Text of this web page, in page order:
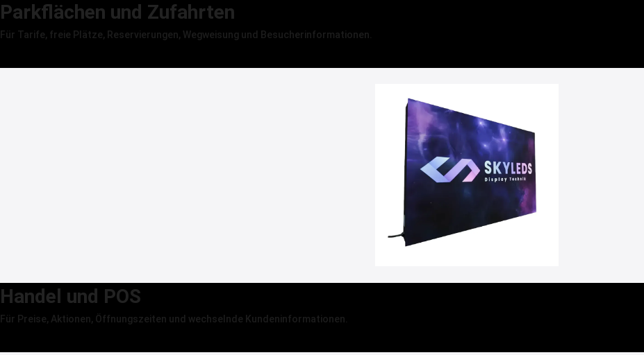
Parkflächen und Zufahrten
Für Tarife, freie Plätze, Reservierungen, Wegweisung und Besucherinformationen.
Handel und POS
Für Preise, Aktionen, Öffnungszeiten und wechselnde Kundeninformationen.